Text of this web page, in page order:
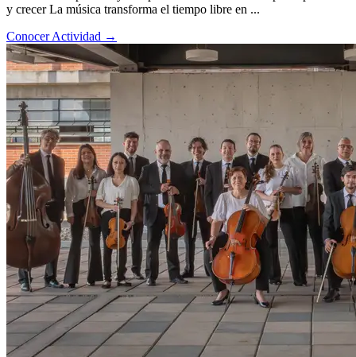
y crecer La música transforma el tiempo libre en ...
Conocer Actividad →